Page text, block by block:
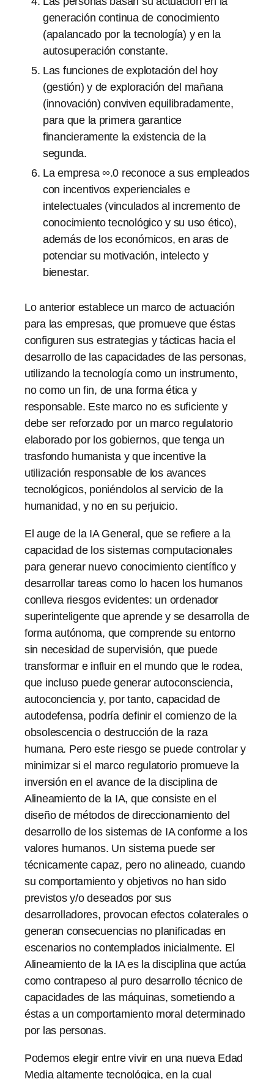
generación continua de conocimiento
(apalancado por la tecnología) y en la
autosuperación constante.
Las funciones de explotación del hoy
(gestión) y de exploración del mañana
(innovación) conviven equilibradamente,
para que la primera garantice
financieramente la existencia de la
segunda.
La empresa ∞.0 reconoce a sus empleados
con incentivos experienciales e
intelectuales (vinculados al incremento de
conocimiento tecnológico y su uso ético),
además de los económicos, en aras de
potenciar su motivación, intelecto y
bienestar.
Lo anterior establece un marco de actuación
para las empresas, que promueve que éstas
configuren sus estrategias y tácticas hacia el
desarrollo de las capacidades de las personas,
utilizando la tecnología como un instrumento,
no como un fin, de una forma ética y
responsable. Este marco no es suficiente y
debe ser reforzado por un marco regulatorio
elaborado por los gobiernos, que tenga un
trasfondo humanista y que incentive la
utilización responsable de los avances
tecnológicos, poniéndolos al servicio de la
humanidad, y no en su perjuicio.
El auge de la IA General, que se refiere a la
capacidad de los sistemas computacionales
para generar nuevo conocimiento científico y
desarrollar tareas como lo hacen los humanos
conlleva riesgos evidentes: un ordenador
superinteligente que aprende y se desarrolla de
forma autónoma, que comprende su entorno
sin necesidad de supervisión, que puede
transformar e influir en el mundo que le rodea,
que incluso puede generar autoconsciencia,
autoconciencia y, por tanto, capacidad de
autodefensa, podría definir el comienzo de la
obsolescencia o destrucción de la raza
humana. Pero este riesgo se puede controlar y
minimizar si el marco regulatorio promueve la
inversión en el avance de la disciplina de
Alineamiento de la IA, que consiste en el
diseño de métodos de direccionamiento del
desarrollo de los sistemas de IA conforme a los
valores humanos. Un sistema puede ser
técnicamente capaz, pero no alineado, cuando
su comportamiento y objetivos no han sido
previstos y/o deseados por sus
desarrolladores, provocan efectos colaterales o
generan consecuencias no planificadas en
escenarios no contemplados inicialmente. El
Alineamiento de la IA es la disciplina que actúa
como contrapeso al puro desarrollo técnico de
capacidades de las máquinas, sometiendo a
éstas a un comportamiento moral determinado
por las personas.
Podemos elegir entre vivir en una nueva Edad
Media altamente tecnológica, en la cual